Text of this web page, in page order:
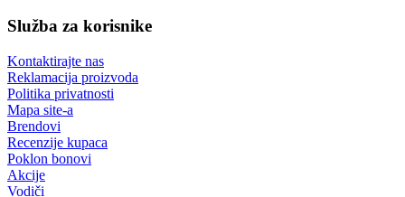
Služba za korisnike
Kontaktirajte nas
Reklamacija proizvoda
Politika privatnosti
Mapa site-a
Brendovi
Recenzije kupaca
Poklon bonovi
Akcije
Vodiči